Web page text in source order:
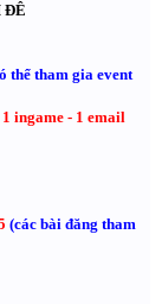
ĐÊ
thể tham gia event
ingame - 1 email
(các bài đăng tham